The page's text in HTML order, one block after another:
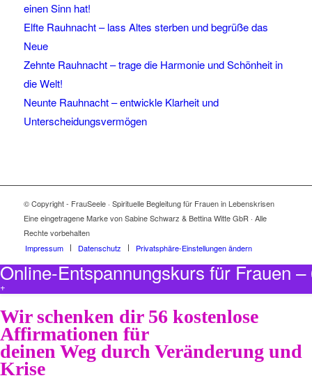
einen Sinn hat!
Elfte Rauhnacht – lass Altes sterben und begrüße das
Neue
Zehnte Rauhnacht – trage die Harmonie und Schönheit in
die Welt!
Neunte Rauhnacht – entwickle Klarheit und
Unterscheidungsvermögen
© Copyright - FrauSeele · Spirituelle Begleitung für Frauen in Lebenskrisen
Eine eingetragene Marke von Sabine Schwarz & Bettina Witte GbR · Alle
Rechte vorbehalten
Impressum
Datenschutz Privatsphäre-Einstellungen ändern
Online-Entspannungskurs für Frauen
+
Wir schenken dir 56 kostenlose
Affirmationen für
deinen Weg durch Veränderung und
Krise